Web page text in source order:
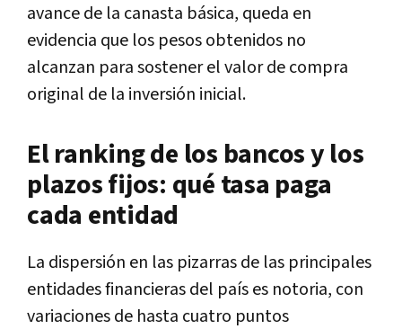
avance de la canasta básica, queda en
evidencia que los pesos obtenidos no
alcanzan para sostener el valor de compra
original de la inversión inicial.
El ranking de los bancos y los
plazos fijos: qué tasa paga
cada entidad
La dispersión en las pizarras de las principales
entidades financieras del país es notoria, con
variaciones de hasta cuatro puntos